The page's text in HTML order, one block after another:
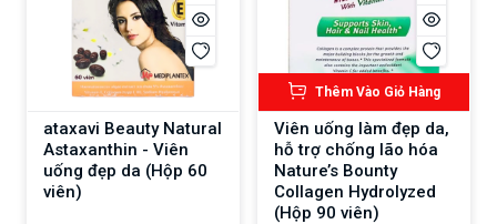
ataxavi Beauty Natural
Astaxanthin - Viên
uống đẹp da (Hộp 60
viên)
Thêm Vào Giỏ Hàng
Viên uống làm đẹp da,
hỗ trợ chống lão hóa
Nature’s Bounty
Collagen Hydrolyzed
(Hộp 90 viên)